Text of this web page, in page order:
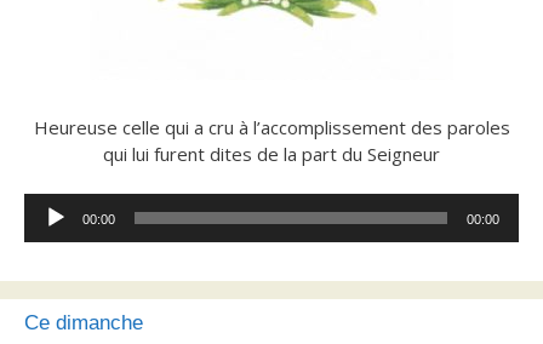
Heureuse celle qui a cru à l’accomplissement des paroles
qui lui furent dites de la part du Seigneur
Lecteur
audio
00:00 00:00
Ce dimanche